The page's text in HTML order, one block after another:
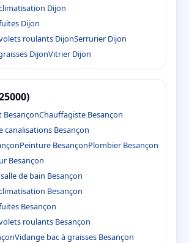
Dijon
Dijon
roulants DijonSerrurier Dijon
DijonVitrier Dijon
BesançonChauffagiste Besançon
canalisations Besançon
Peinture BesançonPlombier Besançon
Besançon
de bain Besançon
Besançon
Besançon
roulants Besançon
Vidange bac à graisses Besançon